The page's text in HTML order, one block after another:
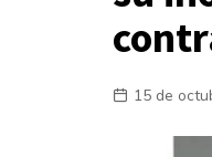
15 de